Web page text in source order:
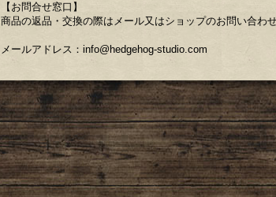
【お問合せ窓口】
商品の返品・交換の際はメール又はショップのお問い合わ
メールアドレス：info@hedgehog-studio.com